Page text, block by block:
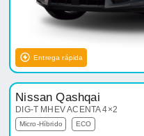
Entrega rápida
Nissan Qashqai
DIG-T MHEV ACENTA 4×2
Micro-Híbrido ECO